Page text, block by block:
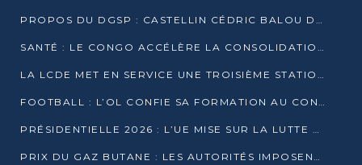
PROPOS DU DGSP : CASTELLIN CÉDRIC BALOU DÉNONCE DES PROPOS INTIMIDANTS
SANTÉ : LE CONGO ACCÉLÈRE LA CONSOLIDATION DE L’OFFRE DE SOINS
LA LCDE MET EN SERVICE UNE TROISIÈME STATION D’EAU POTABLE À MFILOU
FOOTBALL : L’OL CONFIE SA FORMATION AU CONGOLAIS CHRISTIAN BASSILA
PRÉSIDENTIELLE 2026 : L’UE MISE SUR LA LUTTE CONTRE LA DÉSINFORMATION
PRIX DU GAZ BUTANE : LES AUTORITÉS IMPOSENT LE RESPECT DES PRIX RÉGLEMENTÉS